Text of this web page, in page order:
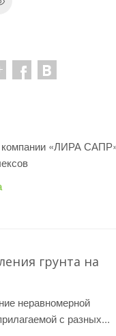
компании «ЛИРА
грунта на
неравномерной
с разных...